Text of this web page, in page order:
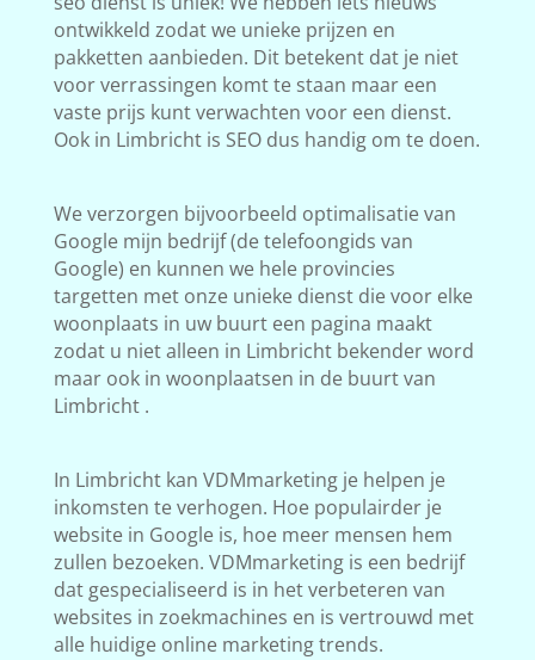
ontwikkeld zodat we unieke prijzen en
pakketten aanbieden. Dit betekent dat je niet
voor verrassingen komt te staan maar een
vaste prijs kunt verwachten voor een dienst.
Ook in Limbricht is SEO dus handig om te doen.
We verzorgen bijvoorbeeld optimalisatie van
Google mijn bedrijf (de telefoongids van
Google) en kunnen we hele provincies
targetten met onze unieke dienst die voor elke
woonplaats in uw buurt een pagina maakt
zodat u niet alleen in Limbricht bekender word
maar ook in woonplaatsen in de buurt van
Limbricht .
In Limbricht kan VDMmarketing je helpen je
inkomsten te verhogen. Hoe populairder je
website in Google is, hoe meer mensen hem
zullen bezoeken. VDMmarketing is een bedrijf
dat gespecialiseerd is in het verbeteren van
websites in zoekmachines en is vertrouwd met
alle huidige online marketing trends.